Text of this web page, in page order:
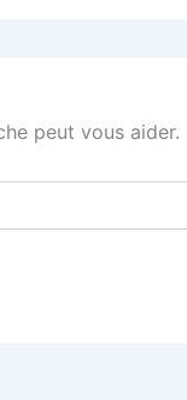
peut vous aider.